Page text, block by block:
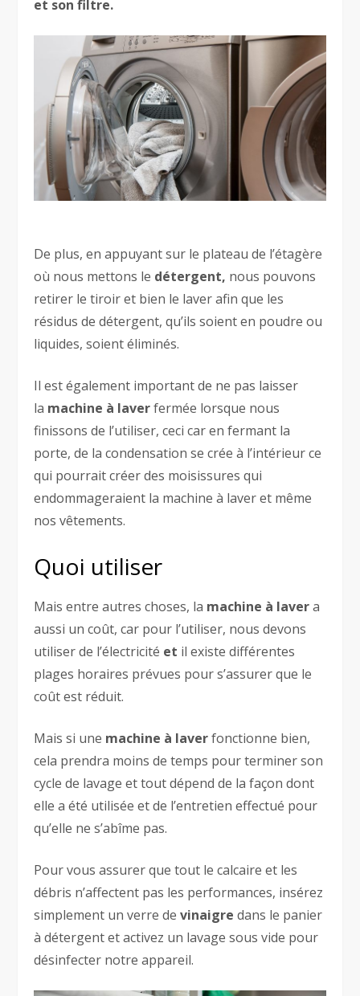
et son filtre.
De plus, en appuyant sur le plateau de l’étagère
où nous mettons le détergent, nous pouvons
retirer le tiroir et bien le laver afin que les
résidus de détergent, qu’ils soient en poudre ou
liquides, soient éliminés.
Il est également important de ne pas laisser
la machine à laverfermée lorsque nous
finissons de l’utiliser, ceci car en fermant la
porte, de la condensation se crée à l’intérieur ce
qui pourrait créer des moisissures qui
endommageraient la machine à laver et même
nos vêtements.
Quoi utiliser
Mais entre autres choses, la machine à lavera
aussi un coût, car pour l’utiliser, nous devons
utiliser de l’électricité et il existe différentes
plages horaires prévues pour s’assurer que le
coût est réduit.
Mais si une machine à laverfonctionne bien,
cela prendra moins de temps pour terminer son
cycle de lavage et tout dépend de la façon dont
elle a été utilisée et de l’entretien effectué pour
qu’elle ne s’abîme pas.
Pour vous assurer que tout le calcaire et les
débris n’affectent pas les performances, insérez
simplement un verre devinaigre dans le panier
à détergent et activez un lavage sous vide pour
désinfecter notre appareil.